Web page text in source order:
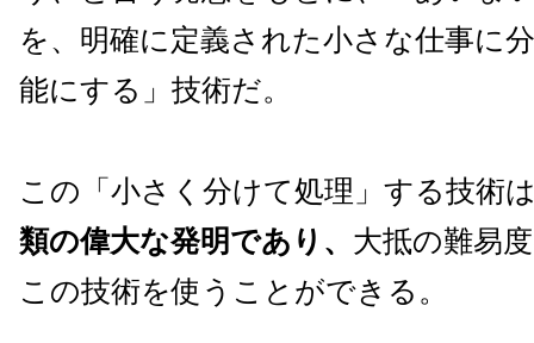
を、明確に定義された小さな仕事に
能にする」技術だ。
この「小さく分けて処理」する技術
類の偉大な発明であり、 大抵の難易
この技術を使うことができる。